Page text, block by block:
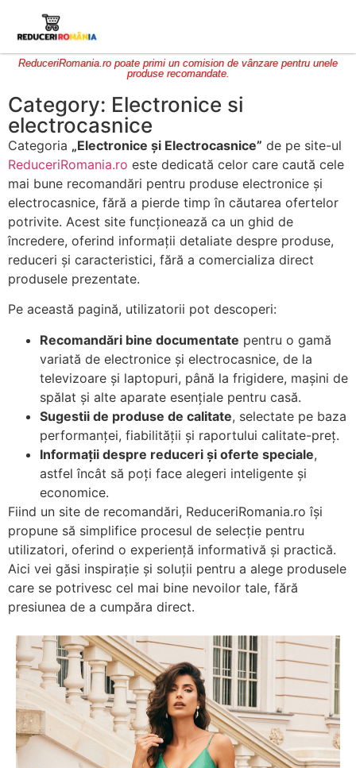
ReduceriRomania.ro poate primi un comision de vânzare pentru unele
produse recomandate.
Category: Electronice si
electrocasnice
Categoria „Electronice și Electrocasnice” de pe site-ul
ReduceriRomania.ro este dedicată celor care caută cele
mai bune recomandări pentru produse electronice și
electrocasnice, fără a pierde timp în căutarea ofertelor
potrivite. Acest site funcționează ca un ghid de
încredere, oferind informații detaliate despre produse,
reduceri și caracteristici, fără a comercializa direct
produsele prezentate.
Pe această pagină, utilizatorii pot descoperi:
Recomandări bine documentate pentru o gamă
variată de electronice și electrocasnice, de la
televizoare și laptopuri, până la frigidere, mașini de
spălat și alte aparate esențiale pentru casă.
Sugestii de produse de calitate, selectate pe baza
performanței, fiabilității și raportului calitate-preț.
Informații despre reduceri și oferte speciale,
astfel încât să poți face alegeri inteligente și
economice.
Fiind un site de recomandări, ReduceriRomania.ro își
propune să simplifice procesul de selecție pentru
utilizatori, oferind o experiență informativă și practică.
Aici vei găsi inspirație și soluții pentru a alege produsele
care se potrivesc cel mai bine nevoilor tale, fără
presiunea de a cumpăra direct.